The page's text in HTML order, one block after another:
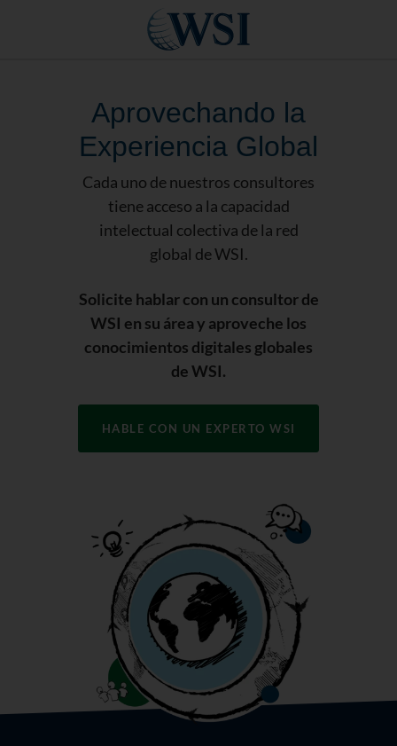
Aprovechando la
Experiencia Global
Cada uno de nuestros consultores
tiene acceso a la capacidad
intelectual colectiva de la red
global de WSI.
Solicite hablar con un consultor de
WSI en su área y aproveche los
conocimientos digitales globales
de WSI.
HABLE CON UN EXPERTO WSI